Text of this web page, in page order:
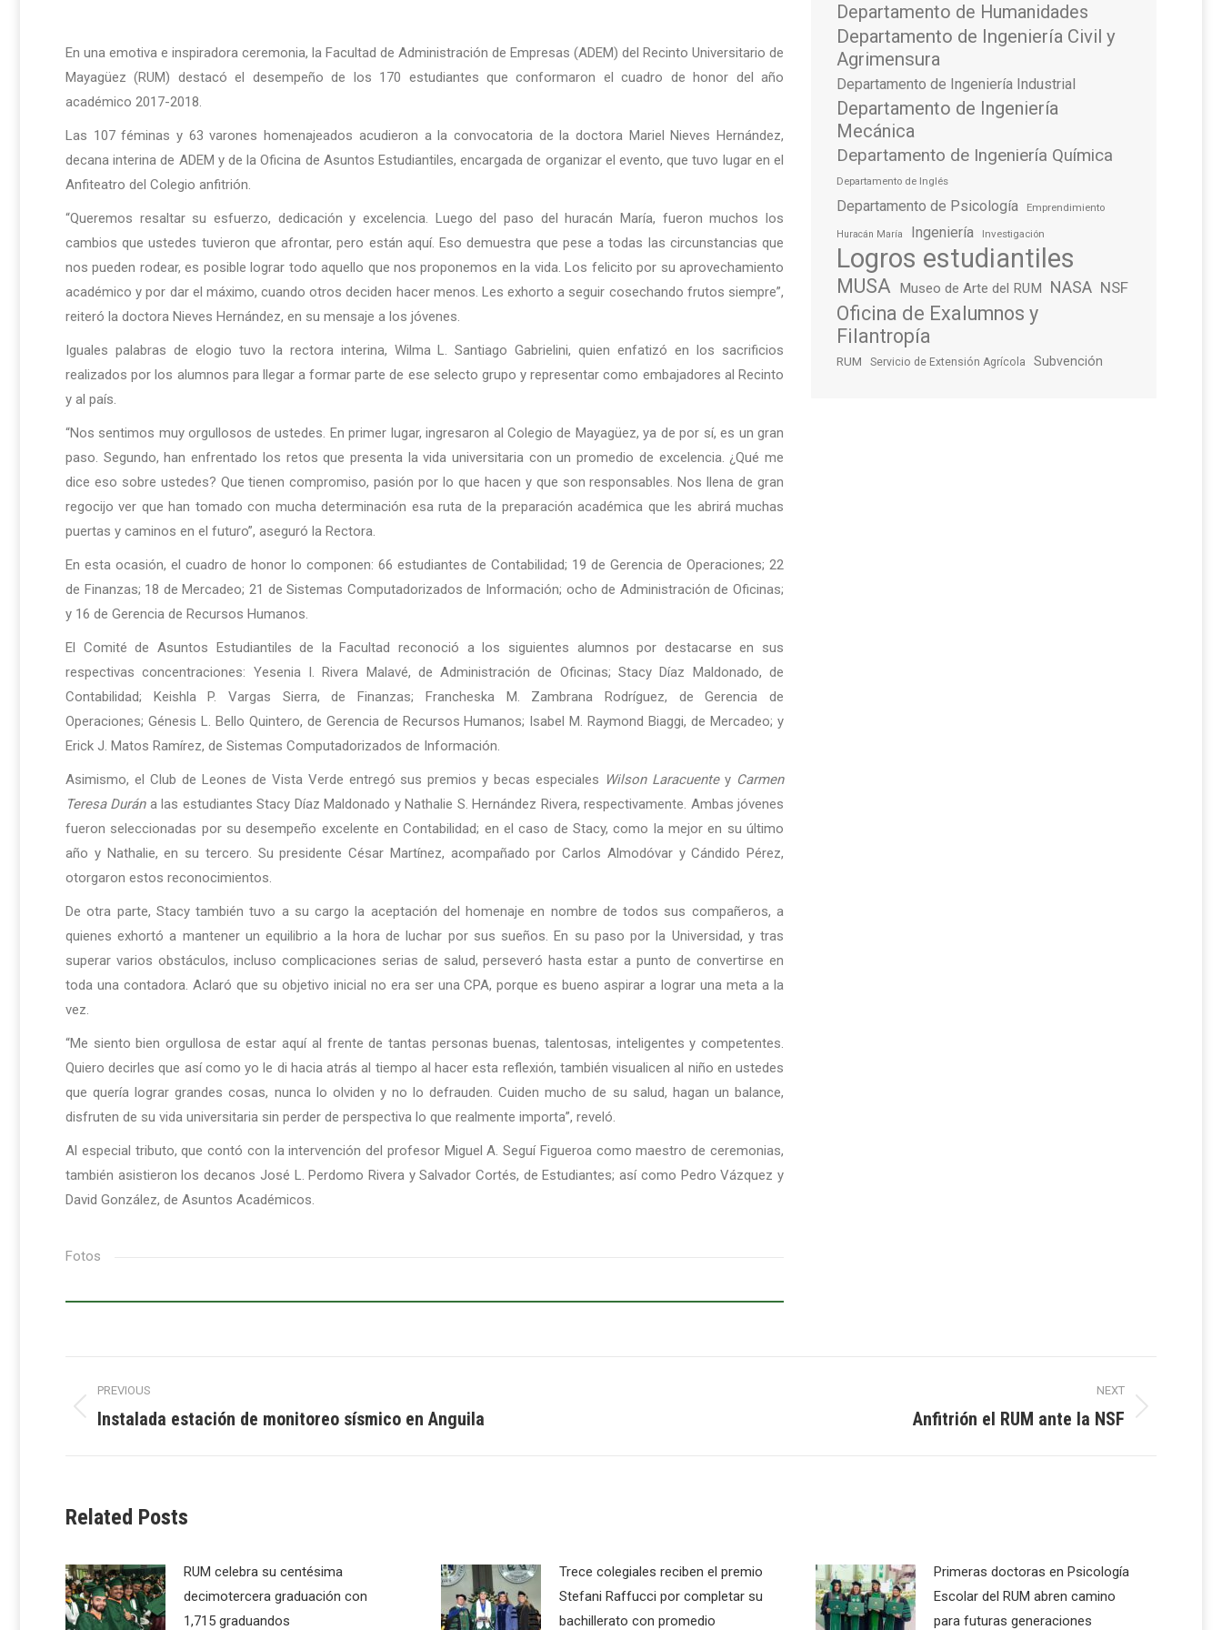
En una emotiva e inspiradora ceremonia, la Facultad de Administración de Empresas (ADEM) del Recinto Universitario de
Mayagüez (RUM) destacó el desempeño de los 170 estudiantes que conformaron el cuadro de honor del año
académico 2017-2018.
Las 107 féminas y 63 varones homenajeados acudieron a la convocatoria de la doctora Mariel Nieves Hernández,
decana interina de ADEM y de la Oficina de Asuntos Estudiantiles, encargada de organizar el evento, que tuvo lugar en el
Anfiteatro del Colegio anfitrión.
“Queremos resaltar su esfuerzo, dedicación y excelencia. Luego del paso del huracán María, fueron muchos los
cambios que ustedes tuvieron que afrontar, pero están aquí. Eso demuestra que pese a todas las circunstancias que
nos pueden rodear, es posible lograr todo aquello que nos proponemos en la vida. Los felicito por su aprovechamiento
académico y por dar el máximo, cuando otros deciden hacer menos. Les exhorto a seguir cosechando frutos siempre”,
reiteró la doctora Nieves Hernández, en su mensaje a los jóvenes.
Iguales palabras de elogio tuvo la rectora interina, Wilma L. Santiago Gabrielini, quien enfatizó en los sacrificios
realizados por los alumnos para llegar a formar parte de ese selecto grupo y representar como embajadores al Recinto
y al país.
“Nos sentimos muy orgullosos de ustedes. En primer lugar, ingresaron al Colegio de Mayagüez, ya de por sí, es un gran
paso. Segundo, han enfrentado los retos que presenta la vida universitaria con un promedio de excelencia. ¿Qué me
dice eso sobre ustedes? Que tienen compromiso, pasión por lo que hacen y que son responsables. Nos llena de gran
regocijo ver que han tomado con mucha determinación esa ruta de la preparación académica que les abrirá muchas
puertas y caminos en el futuro”, aseguró la Rectora.
En esta ocasión, el cuadro de honor lo componen: 66 estudiantes de Contabilidad; 19 de Gerencia de Operaciones; 22
de Finanzas; 18 de Mercadeo; 21 de Sistemas Computadorizados de Información; ocho de Administración de Oficinas;
y 16 de Gerencia de Recursos Humanos.
El Comité de Asuntos Estudiantiles de la Facultad reconoció a los siguientes alumnos por destacarse en sus
respectivas concentraciones: Yesenia I. Rivera Malavé, de Administración de Oficinas; Stacy Díaz Maldonado, de
Contabilidad; Keishla P. Vargas Sierra, de Finanzas; Francheska M. Zambrana Rodríguez, de Gerencia de
Operaciones; Génesis L. Bello Quintero, de Gerencia de Recursos Humanos; Isabel M. Raymond Biaggi, de Mercadeo; y
Erick J. Matos Ramírez, de Sistemas Computadorizados de Información.
Asimismo, el Club de Leones de Vista Verde entregó sus premios y becas especiales Wilson Laracuentey Carmen
Teresa Durána las estudiantes Stacy Díaz Maldonado y Nathalie S. Hernández Rivera, respectivamente. Ambas jóvenes
fueron seleccionadas por su desempeño excelente en Contabilidad; en el caso de Stacy, como la mejor en su último
año y Nathalie, en su tercero. Su presidente César Martínez, acompañado por Carlos Almodóvar y Cándido Pérez,
otorgaron estos reconocimientos.
De otra parte, Stacy también tuvo a su cargo la aceptación del homenaje en nombre de todos sus compañeros, a
quienes exhortó a mantener un equilibrio a la hora de luchar por sus sueños. En su paso por la Universidad, y tras
superar varios obstáculos, incluso complicaciones serias de salud, perseveró hasta estar a punto de convertirse en
toda una contadora. Aclaró que su objetivo inicial no era ser una CPA, porque es bueno aspirar a lograr una meta a la
vez.
“Me siento bien orgullosa de estar aquí al frente de tantas personas buenas, talentosas, inteligentes y competentes.
Quiero decirles que así como yo le di hacia atrás al tiempo al hacer esta reflexión, también visualicen al niño en ustedes
que quería lograr grandes cosas, nunca lo olviden y no lo defrauden. Cuiden mucho de su salud, hagan un balance,
disfruten de su vida universitaria sin perder de perspectiva lo que realmente importa”, reveló.
Al especial tributo, que contó con la intervención del profesor Miguel A. Seguí Figueroa como maestro de ceremonias,
también asistieron los decanos José L. Perdomo Rivera y Salvador Cortés, de Estudiantes; así como Pedro Vázquez y
David González, de Asuntos Académicos.
Fotos
Departamento de Humanidades
Departamento de Ingeniería Civil y
Agrimensura
Departamento de Ingeniería Industrial
Departamento de Ingeniería
Mecánica
Departamento de Ingeniería Química
Departamento de Inglés
Departamento de Psicología Emprendimiento
Huracán María Ingeniería Investigación
Logros estudiantiles
MUSA Museo de Arte del RUM NASA NSF
Oficina de Exalumnos y
Filantropía
RUM Servicio de Extensión Agrícola Subvención
Post
navigation
PREVIOUS
Previous
Instalada estación de monitoreo sísmico en Anguila
NEXT
Anfitrión el RUM ante la NSF
Related Posts
RUM celebra su centésima
decimotercera graduación con
1,715 graduandos
Trece colegiales reciben el premio
Stefani Raffucci por completar su
bachillerato con promedio
Primeras doctoras en Psicología
Escolar del RUM abren camino
para futuras generaciones